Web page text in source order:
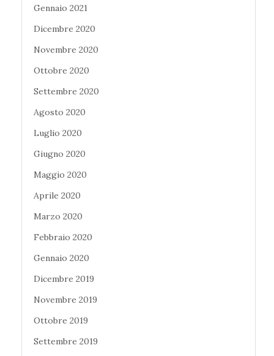
Gennaio 2021
Dicembre 2020
Novembre 2020
Ottobre 2020
Settembre 2020
Agosto 2020
Luglio 2020
Giugno 2020
Maggio 2020
Aprile 2020
Marzo 2020
Febbraio 2020
Gennaio 2020
Dicembre 2019
Novembre 2019
Ottobre 2019
Settembre 2019